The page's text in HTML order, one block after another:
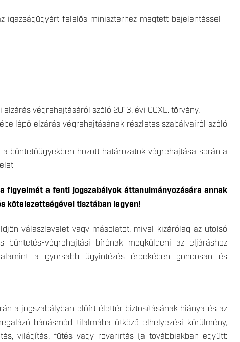
igazságügyért felelős miniszterhez megtett bejelentéssel -
végrehajtásáról szóló 2013. évi CCXL. törvény,
lépő elzárás végrehajtásának részletes szabályairól szóló
büntetőügyekben hozott határozatok végrehajtása során a
figyelmét a fenti jogszabályok áttanulmányozására annak
kötelezettségével tisztában legyen!
válaszlevelet vagy másolatot, mivel kizárólag az utolsó
végrehajtási bírónak megküldeni az eljáráshoz
a gyorsabb ügyintézés érdekében gondosan és
a jogszabályban előírt élettér biztosításának hiánya és az
bánásmód tilalmába ütköző elhelyezési körülmény,
világítás, fűtés vagy rovarirtás (a továbbiakban együtt: